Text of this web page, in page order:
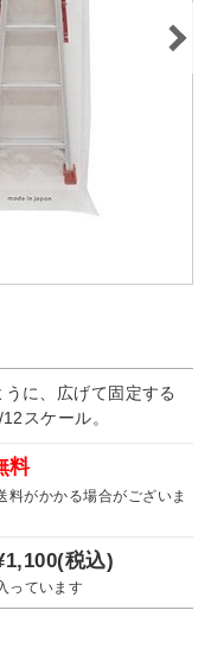
に、広げて固定する
スケール。
料
がかかる場合がございま
(税込)
っています